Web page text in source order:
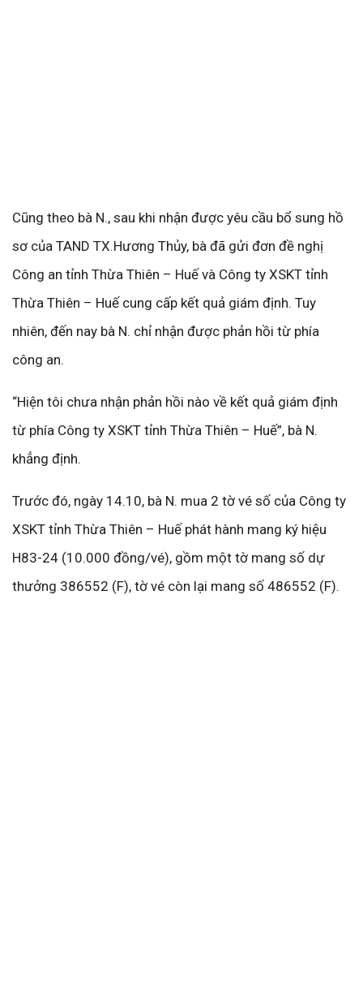
Cũng theo bà N., sau khi nhận được yêu cầu bổ sung hồ
sơ của TAND TX.Hương Thủy, bà đã gửi đơn đề nghị
Công an tỉnh Thừa Thiên – Huế và Công ty XSKT tỉnh
Thừa Thiên – Huế cung cấp kết quả giám định. Tuy
nhiên, đến nay bà N. chỉ nhận được phản hồi từ phía
công an.
“Hiện tôi chưa nhận phản hồi nào về kết quả giám định
từ phía Công ty XSKT tỉnh Thừa Thiên – Huế”, bà N.
khẳng định.
Trước đó, ngày 14.10, bà N. mua 2 tờ vé số của Công ty
XSKT tỉnh Thừa Thiên – Huế phát hành mang ký hiệu
H83-24 (10.000 đồng/vé), gồm một tờ mang số dự
thưởng 386552 (F), tờ vé còn lại mang số 486552 (F).